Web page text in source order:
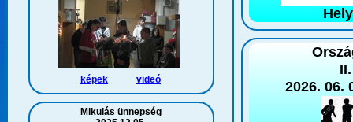
képek videó
Mikulás ünnepség
2026. 06.